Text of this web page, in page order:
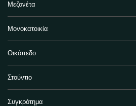
Μεζονέτα
Μονοκατοικία
Οικόπεδο
Στούντιο
Συγκρότημα